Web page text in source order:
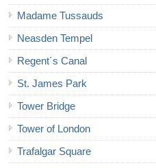
Madame Tussauds
Neasden Tempel
Regent´s Canal
St. James Park
Tower Bridge
Tower of London
Trafalgar Square